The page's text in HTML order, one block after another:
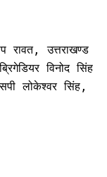
रावत, उत्तराखण्ड
विनोद सिंह
लोकेश्वर सिंह,